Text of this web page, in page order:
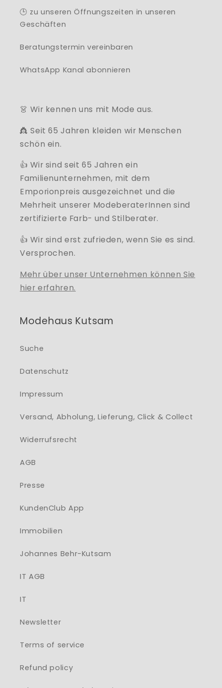
🕒 zu unseren Öffnungszeiten in unseren
Geschäften
Beratungstermin vereinbaren
WhatsApp Kanal abonnieren
👗 Wir kennen uns mit Mode aus.
👸 Seit 65 Jahren kleiden wir Menschen
schön ein.
👍 Wir sind seit 65 Jahren ein
Familienunternehmen, mit dem
Emporionpreis ausgezeichnet und die
Mehrheit unserer ModeberaterInnen sind
zertifizierte Farb- und Stilberater.
👍 Wir sind erst zufrieden, wenn Sie es sind.
Versprochen.
Mehr über unser Unternehmen können Sie
hier erfahren.
Modehaus Kutsam
Suche
Datenschutz
Impressum
Versand, Abholung, Lieferung, Click & Collect
Widerrufsrecht
AGB
Presse
KundenClub App
Immobilien
Johannes Behr-Kutsam
IT AGB
IT
Newsletter
Terms of service
Refund policy